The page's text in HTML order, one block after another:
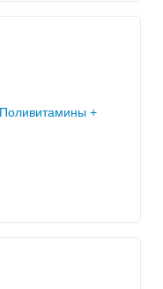
Поливитамины +